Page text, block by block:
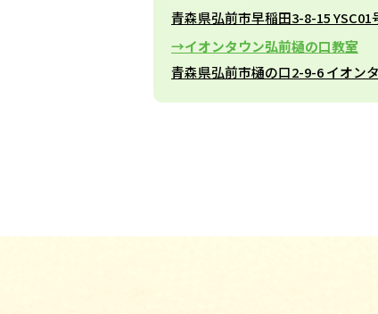
青森県弘前市早稲田3-8-15 YSC01
イオンタウン弘前樋の口教室
青森県弘前市樋の口2-9-6 イオン